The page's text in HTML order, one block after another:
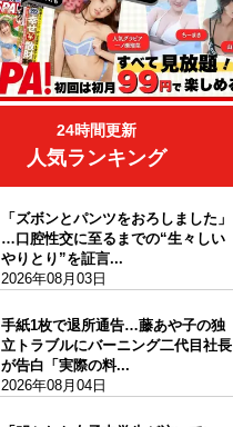
24時間更新
人気ランキング
「ズボンとパンツをおろしました」
…口腔性交に至るまでの“生々しい
やりとり”を証言...
2026年08月03日
手紙1枚で退所通告…藤あや子の独
立トラブルにバーニング二代目社長
が告白「実際の料...
2026年08月04日